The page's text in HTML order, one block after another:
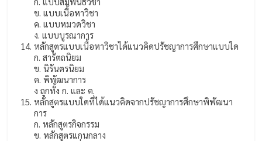
ข. แบบเนื้อหาวิชา
ค. แบบหมวดวิชา
ง. แบบบูรณาการ
หลักสูตรแบบเนื้อหาวิชาได้แนวคิดปรัชญาการศึกษาแบบใด
ก. สารัตถนิยม
ข. นิรันตรนิยม
ค. พิพัฒนาการ
ง ถูกทั้ง ก. และ ค.
หลักสูตรแบบใดที่ได้แนวคิดจากปรัชญาการศึกษาพิพัฒนา
การ
ก. หลักสูตรกิจกรรม
ข. หลักสูตรแกนกลาง